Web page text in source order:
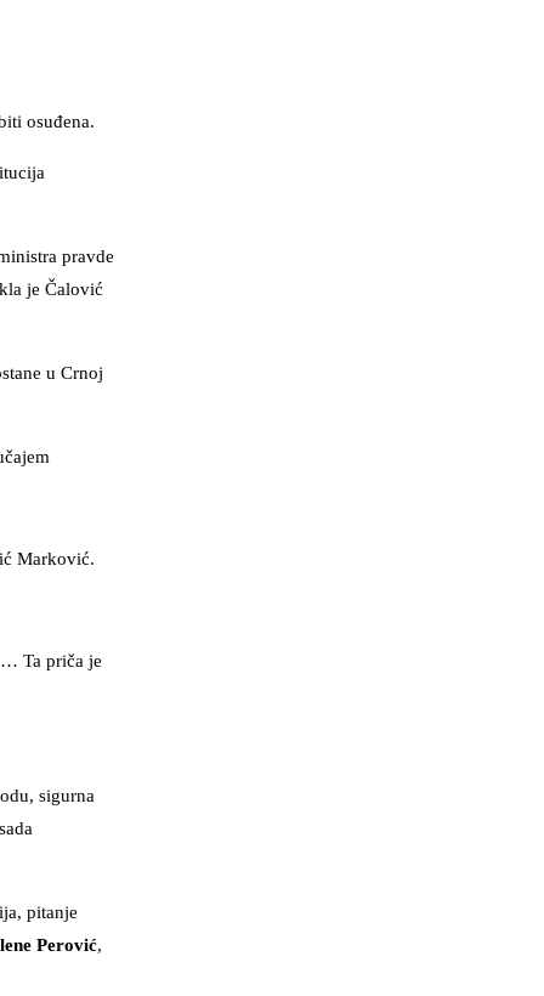
osuđena.
pravde
je Čalović
u Crnoj
Marković.
Ta priča je
sigurna
pitanje
Perović,